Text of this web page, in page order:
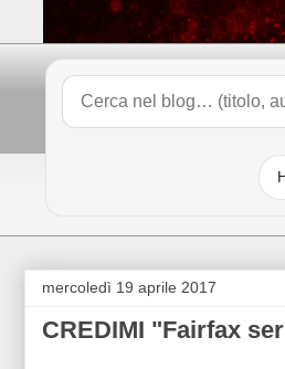
mercoledì 19 aprile 2017
CREDIMI "Fairfax